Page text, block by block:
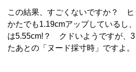
この結果、すごくないですか？ ヒ
かたでも1.19cmアップしているし
は5.55cm!？ クドいようですが、3
たあとの「ヌード採寸時」ですよ。